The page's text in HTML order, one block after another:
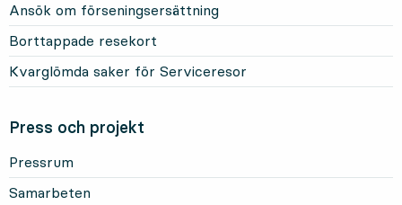
Ansök om förseningsersättning
Borttappade resekort
Kvarglömda saker för Serviceresor
Press och projekt
Pressrum
Samarbeten